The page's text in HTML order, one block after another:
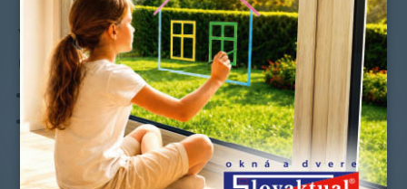
vedecky podložených cieľov
(SBTi)
SBTi bola spustená v roku 2015
Podporuje spoločnosti v ich práci na znižovaní emisií
skleníkových plynov v súlade s najnovšími vedeckými
poznatkami o klíme tým, že poskytuje spoločnostiam
metódy stanovovania cieľov a usmernenia.